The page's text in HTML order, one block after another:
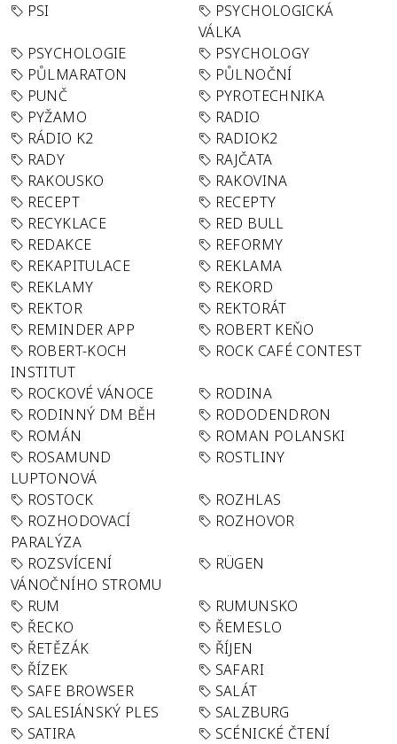
PSI
PSYCHOLOGICKÁ
VÁLKA
PSYCHOLOGIE
PSYCHOLOGY
PŮLMARATON
PŮLNOČNÍ
PUNČ
PYROTECHNIKA
PYŽAMO
RADIO
RÁDIO K2
RADIOK2
RADY
RAJČATA
RAKOUSKO
RAKOVINA
RECEPT
RECEPTY
RECYKLACE
RED BULL
REDAKCE
REFORMY
REKAPITULACE
REKLAMA
REKLAMY
REKORD
REKTOR
REKTORÁT
REMINDER APP
ROBERT KEŇO
ROBERT-KOCH
INSTITUT
ROCK CAFÉ CONTEST
ROCKOVÉ VÁNOCE
RODINA
RODINNÝ DM BĚH
RODODENDRON
ROMÁN
ROMAN POLANSKI
ROSAMUND
LUPTONOVÁ
ROSTLINY
ROSTOCK
ROZHLAS
ROZHODOVACÍ
PARALÝZA
ROZHOVOR
ROZSVÍCENÍ
VÁNOČNÍHO STROMU
RÜGEN
RUM
RUMUNSKO
ŘECKO
ŘEMESLO
ŘETĚZÁK
ŘÍJEN
ŘÍZEK
SAFARI
SAFE BROWSER
SALÁT
SALESIÁNSKÝ PLES
SALZBURG
SATIRA
SCÉNICKÉ ČTENÍ